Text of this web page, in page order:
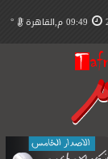
09:49 م,القاهرة °